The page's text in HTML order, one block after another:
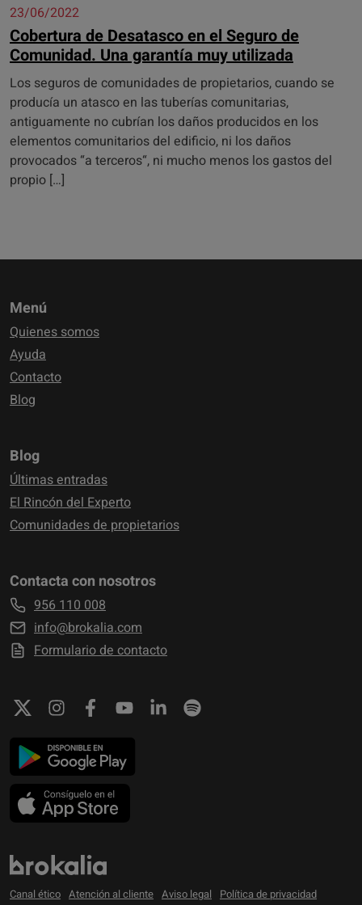
23/06/2022
Cobertura de Desatasco en el Seguro de
Comunidad. Una garantía muy utilizada
Los seguros de comunidades de propietarios, cuando se
producía un atasco en las tuberías comunitarias,
antiguamente no cubrían los daños producidos en los
elementos comunitarios del edificio, ni los daños
provocados “a terceros“, ni mucho menos los gastos del
propio […]
Menú
Quienes somos
Ayuda
Contacto
Blog
Blog
Últimas entradas
El Rincón del Experto
Comunidades de propietarios
Contacta con nosotros
956 110 008
info@brokalia.com
Formulario de contacto
Canal ético Atención al cliente Aviso legal Política de privacidad